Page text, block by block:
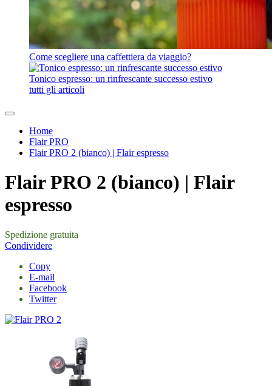
Come scegliere una caffettiera da viaggio?
Tonico espresso: un rinfrescante successo estivo
tutti gli articoli
Home
Flair PRO
Flair PRO 2 (bianco) | Flair espresso
Flair PRO 2 (bianco) | Flair
espresso
Spedizione gratuita
Condividere
Copy
E-mail
Facebook
Twitter